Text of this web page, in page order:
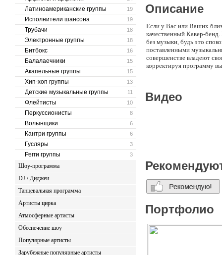
19
Латиноамериканские группы
19
Исполнители шансона
18
Трубачи
18
Электронные группы
16
Битбокс
15
Балалаечники
15
Акапельные группы
13
Хип-хоп группы
11
Детские музыкальные группы
10
Флейтисты
8
Перкуссионисты
6
Волынщики
6
Кантри группы
3
Гусляры
3
Регги группы
Шоу-программа
DJ / Диджеи
Танцевальная программа
Артисты цирка
Атмосферные артисты
Обеспечение шоу
Популярные артисты
Зарубежные популярные артисты
Описание
Если у Вас или Ваших
качественный Кавер-
без музыки, будь это
поставленными
совершенстве владеют
корректируя программу
Видео
Портфолио